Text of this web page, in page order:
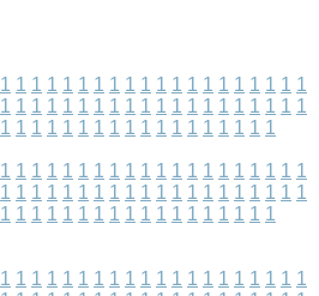
1 1 1 1 1 1 1 1 1 1 1 1 1 1 1 1 1 1 1 1
1 1 1 1 1 1 1 1 1 1 1 1 1 1 1 1 1 1 1 1
1 1 1 1 1 1 1 1 1 1 1 1 1 1 1 1 1 1
1 1 1 1 1 1 1 1 1 1 1 1 1 1 1 1 1 1 1 1
1 1 1 1 1 1 1 1 1 1 1 1 1 1 1 1 1 1 1 1
1 1 1 1 1 1 1 1 1 1 1 1 1 1 1 1 1 1
1 1 1 1 1 1 1 1 1 1 1 1 1 1 1 1 1 1 1 1